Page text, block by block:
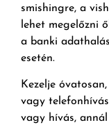
smishingre, a
lehet megelőzni
a banki
esetén.
Kezelje
vagy
vagy hívás,